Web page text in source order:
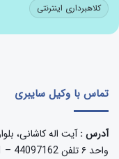
کلاهبرداری اینترنتی
تماس با وکیل سایبری
آدرس :
واحد ۶ تلفن 44097162 – 021